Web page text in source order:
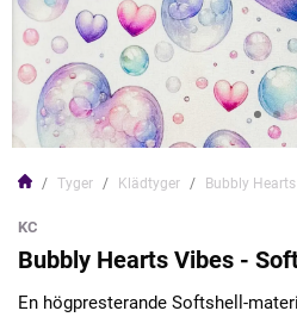
Tyger Klädtyger Bubbly
KC
Bubbly Hearts Vibes -
En högpresterande Softshell-